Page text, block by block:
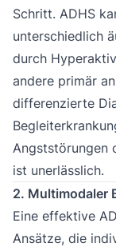
Schritt. ADHS
unterschiedlich
durch
andere primär
differenzierte
Angststörungen
ist unerlässlich.
2. Multimodaler
Eine effektive
Ansätze, die